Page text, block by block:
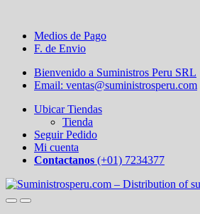
Medios de Pago
F. de Envio
Bienvenido a Suministros Peru SRL
Email: ventas@suministrosperu.com
Ubicar Tiendas
Tienda
Seguir Pedido
Mi cuenta
Contactanos (+01) 7234377